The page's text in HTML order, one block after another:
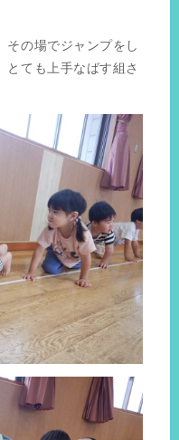
その場でジャンプをし
とても上手なばす組さ